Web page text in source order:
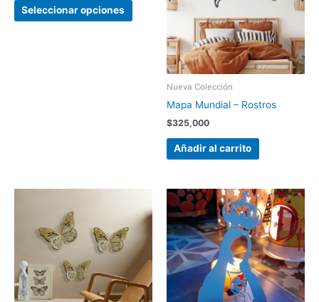
Seleccionar opciones
variantes.
Las
opciones
producto
Nueva Colección
Mapa Mundial – Rostros
$325,000
Añadir al carrito